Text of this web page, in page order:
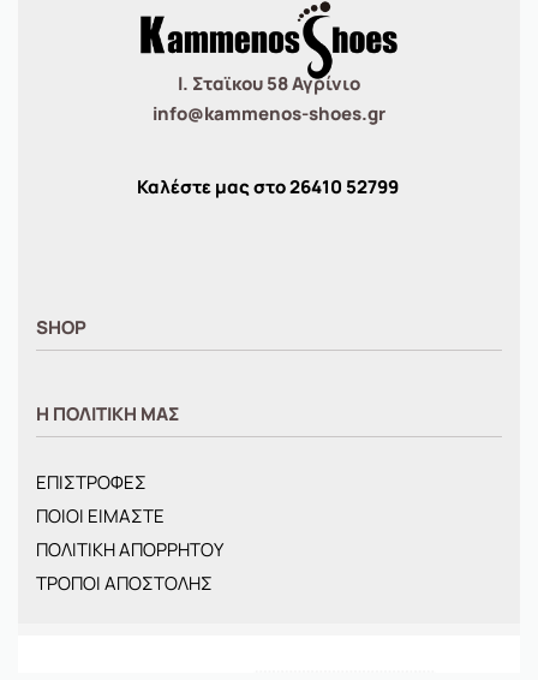
Ι. Σταϊκου 58 Αγρίνιο
info@kammenos-shoes.gr
Καλέστε μας στο26410 52799
SHOP
ΓΥΝΑΙΚΕΙΑ
BRANDS
ΝΕΕΣ ΑΦΙΞΕΙΣ
OFFERS
ΤΣΑΝΤΕΣ
Η ΠΟΛΙΤΙΚΗ ΜΑΣ
ΕΠΙΣΤΡΟΦΕΣ
ΠΟΙΟΙ ΕΙΜΑΣΤΕ
ΠΟΛΙΤΙΚΗ ΑΠΟΡΡΗΤΟΥ
ΤΡΟΠΟΙ ΑΠΟΣΤΟΛΗΣ